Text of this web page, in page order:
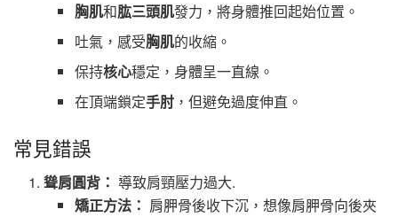
胸肌和肱三頭肌發力，將身體推回起始位置。
吐氣，感受胸肌的收縮。
保持核心穩定，身體呈一直線。
在頂端鎖定手肘，但避免過度伸直。
常見錯誤
聳肩圓背： 導致肩頸壓力過大.
矯正方法： 肩胛骨後收下沉，想像肩胛骨向後夾